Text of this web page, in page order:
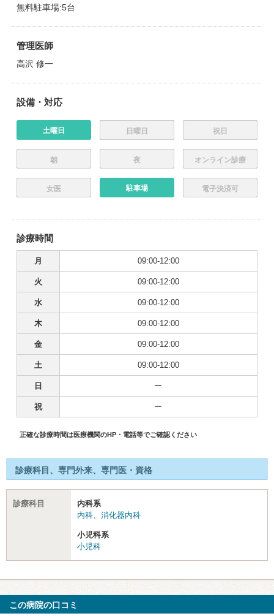
無料駐車場:5台
管理医師
高沢 修一
設備・対応
土曜日 日曜日 祝日
朝 夜 オンライン診療
女医 駐車場 電子決済可
診療時間
月 09:00-12:00
火 09:00-12:00
水 09:00-12:00
木 09:00-12:00
金 09:00-12:00
土 09:00-12:00
日 ー
祝 ー
正確な診療時間は医療機関のHP・電話等でご確認ください
診療科目、専門外来、専門医・資格
診療科目
内科系
内科、 消化器内科
小児科系
小児科
この病院の口コミ